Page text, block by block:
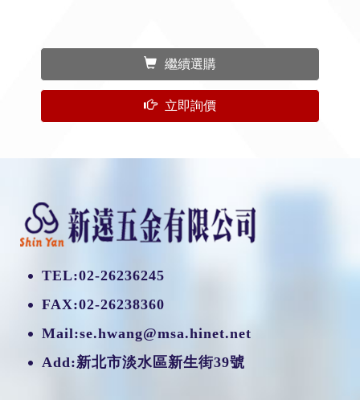
繼續選購
立即詢價
TEL:02-26236245
FAX:02-26238360
Mail:se.hwang@msa.hinet.net
Add:新北市淡水區新生街39號